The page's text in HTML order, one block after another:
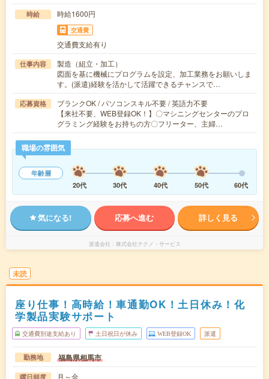
時給 時給1600円
交通費
交通費支給有り
仕事内容
製造（組立・加工）
図面を基に機械にプログラムを設定、加工業務をお願いしま
す。(派遣)経験を活かして活躍できるチャンスで…
応募資格
ブランクOK / パソコンスキル不要 / 英語力不要
【来社不要、WEB登録OK！】〇マシニングセンターのプロ
グラミング経験をお持ちの方〇フリーター、主婦…
職場の雰囲気
年齢層
20代
30代 40代 50代 60代
気になる! 応募へ進む 詳しく見る
派遣会社 株式会社テクノ・サービス
未読
座り仕事！高時給！車通勤OK！土日休み！化
学製品実験サポート
交通費別途支給あり 土日祝日が休み WEB登録OK 派遣
勤務地 福島県相馬市
曜日頻度 月～金